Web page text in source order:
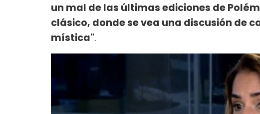
un mal de las últimas ediciones de
clásico, donde se vea una discusión de
mística".